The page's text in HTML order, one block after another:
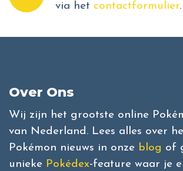
via het contactformulier.
Over Ons
Wij zijn het grootste online
van Nederland. Lees alles over
Pokémon nieuws in onze blog of
unieke Pokédex-feature waar je